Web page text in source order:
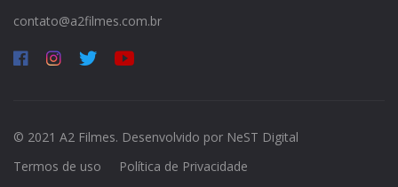
contato@a2filmes.com.br
© 2021 A2 Filmes. Desenvolvido por NeST Digital
Termos de uso
Política de Privacidade